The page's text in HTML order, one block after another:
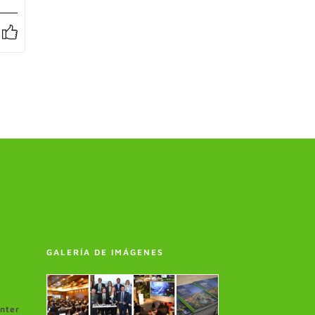
GALERÍA DE IMÁGENES